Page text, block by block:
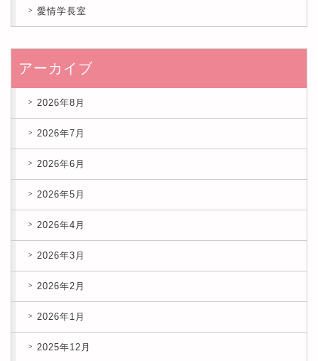
愛情学長室
アーカイブ
2026年8月
2026年7月
2026年6月
2026年5月
2026年4月
2026年3月
2026年2月
2026年1月
2025年12月